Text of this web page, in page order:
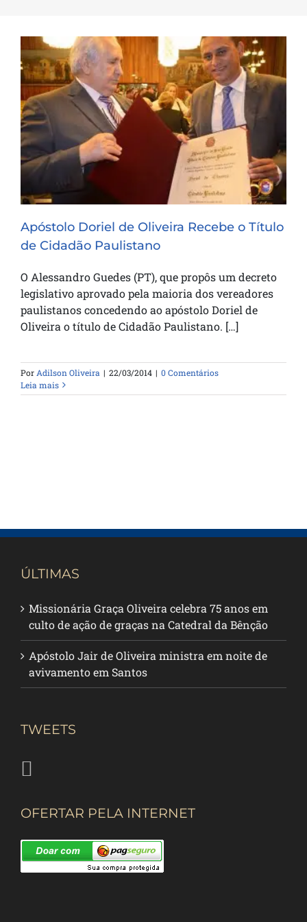
Apóstolo Doriel de Oliveira Recebe o
Título de Cidadão Paulistano
Apóstolo Doriel de Oliveira Recebe o Título
de Cidadão Paulistano
O Alessandro Guedes (PT), que propôs um decreto
legislativo aprovado pela maioria dos vereadores
paulistanos concedendo ao apóstolo Doriel de
Oliveira o título de Cidadão Paulistano. […]
PorAdilson Oliveira | 22/03/2014 | 0 Comentários
Leia mais
ÚLTIMAS
Missionária Graça Oliveira celebra 75 anos em
culto de ação de graças na Catedral da Bênção
Apóstolo Jair de Oliveira ministra em noite de
avivamento em Santos
TWEETS
OFERTAR PELA INTERNET